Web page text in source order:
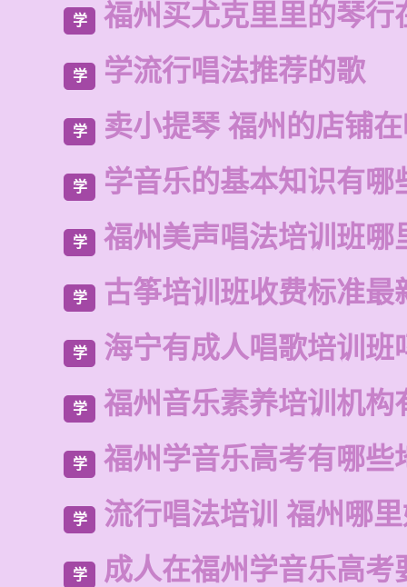
学 福州买尤克里里的琴行
学 学流行唱法推荐的歌
学 卖小提琴 福州的店铺
学 学音乐的基本知识有哪
学 福州美声唱法培训班哪
学 古筝培训班收费标准最
学 海宁有成人唱歌培训班
学 福州音乐素养培训机构
学 福州学音乐高考有哪些
学 流行唱法培训 福州哪
学 成人在福州学音乐高考